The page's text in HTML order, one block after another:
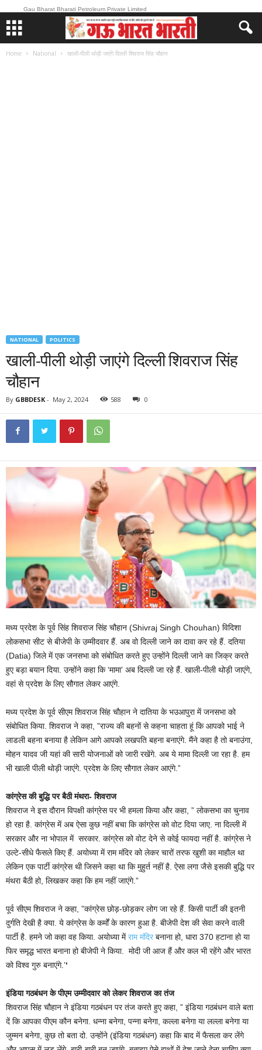
Gau Bharat Bharati Petroleum Private Limited
Home National खाली-पीली थोड़ी जाएंगे दिल्ली शिवराज सिंह चौहान
NATIONAL POLITICS
खाली-पीली थोड़ी जाएंगे दिल्ली शिवराज सिंह
चौहान
By GBBDESK - May 2, 2024 588 0
मध्य प्रदेश के पूर्व सिंह शिवराज सिंह चौहान (Shivraj Singh Chouhan) विदिशा
लोकसभा सीट से बीजेपी के उम्मीदवार हैं. अब वो दिल्ली जाने का दावा कर रहे हैं. दतिया
(Datia) जिले में एक जनसभा को संबोधित करते हुए उन्होंने दिल्ली जाने का जिक्र करते
हुए बड़ा बयान दिया. उन्होंने कहा कि ‘मामा’ अब दिल्ली जा रहे हैं. खाली-पीली थोड़ी जाएंगे,
वहां से प्रदेश के लिए सौगात लेकर आएंगे.
मध्य प्रदेश के पूर्व सीएम शिवराज सिंह चौहान ने दातिया के भउआपुरा में जनसभा को
संबोधित किया. शिवराज ने कहा, ”राज्य की बहनों से कहना चाहता हूं कि आपको भाई ने
लाडली बहना बनाया है लेकिन आगे आपको लखपति बहना बनाएंगे. मैंने कहा है तो बनाउंगा,
मोहन यादव जी यहां की सारी योजनाओं को जारी रखेंगे. अब ये मामा दिल्ली जा रहा है. हम
भी खाली पीली थोड़ी जाएंगे. प्रदेश के लिए सौगात लेकर आएंगे.”
कांग्रेस की बुद्धि पर बैठी मंथरा- शिवराज
शिवराज ने इस दौरान विपक्षी कांग्रेस पर भी हमला किया और कहा, ” लोकसभा का चुनाव
हो रहा है. कांग्रेस में अब ऐसा कुछ नहीं बचा कि कांग्रेस को वोट दिया जाए. ना दिल्ली में
सरकार और ना भोपाल में सरकार. कांग्रेस को वोट देने से कोई फायदा नहीं है. कांग्रेस ने
उल्टे-सीधे फैसले किए हैं. अयोध्या में राम मंदिर को लेकर चारों तरफ खुशी का माहौल था
लेकिन एक पार्टी कांग्रेस थी जिसने कहा था कि मुहुर्त नहीं है. ऐसा लगा जैसे इसकी बुद्धि पर
मंथरा बैठी हो, लिखकर कहा कि हम नहीं जाएंगे.”
पूर्व सीएम शिवराज ने कहा, ”कांग्रेस छोड़-छोड़कर लोग जा रहे हैं. किसी पार्टी की इतनी
दुर्गति देखी है क्या. ये कांग्रेस के कर्मों के कारण हुआ है. बीजेपी देश की सेवा करने वाली
पार्टी है. हमने जो कहा वह किया. अयोध्या मेंराम मंदिरबनाना हो, धारा 370 हटाना हो या
फिर समृद्ध भारत बनाना हो बीजेपी ने किया. मोदी जी आज हैं और कल भी रहेंगे और भारत
को विश्व गुरु बनाएंगे.’‘
इंडिया गठबंधन के पीएम उम्मीदवार को लेकर शिवराज का तंज
शिवराज सिंह चौहान ने इंडिया गठबंधन पर तंज करते हुए कहा, ” इंडिया गठबंधन वाले बता
दें कि आपका पीएम कौन बनेगा. धन्ना बनेगा, पन्ना बनेगा, कल्ला बनेगा या लल्ला बनेगा या
जुम्मन बनेगा, कुछ तो बता दो. उन्होंने (इंडिया गठबंधन) कहा कि बाद में फैसला कर लेंगे